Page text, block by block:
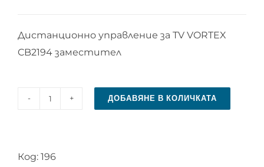
Дистанционно управление за TV VORTEX
CB2194 заместител
количество
управление
ДОБАВЯНЕ В КОЛИЧКАТА
Код: 196